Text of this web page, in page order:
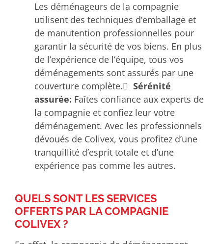
Les déménageurs de la compagnie
utilisent des techniques d’emballage et
de manutention professionnelles pour
garantir la sécurité de vos biens. En plus
de l’expérience de l’équipe, tous vos
déménagements sont assurés par une
couverture complète. Sérénité
assurée: Faîtes confiance aux experts de
la compagnie et confiez leur votre
déménagement. Avec les professionnels
dévoués de Colivex, vous profitez d’une
tranquillité d’esprit totale et d’une
expérience pas comme les autres.
QUELS SONT LES SERVICES
OFFERTS PAR LA COMPAGNIE
COLIVEX ?